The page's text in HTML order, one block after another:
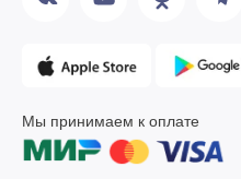
Мы принимаем к оплате